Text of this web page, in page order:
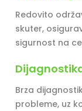
Redovito
skuter,
sigurnost na
Brza
probleme, uz